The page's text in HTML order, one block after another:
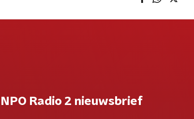
NPO Radio 2 nieuwsbrief